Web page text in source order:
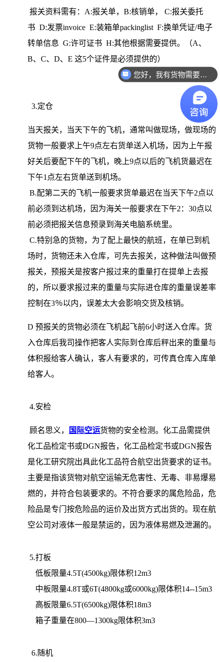
报关资料需有：A:报关单，B:核销单， C:报关委托
书 D:发票invoice E:装箱单packinglist F:换单凭证/电子
转单信息 G:许可证书 H:其他根据需要提供。（A、
B、C、D、E 这5个证件是必须提供的）
3.定仓
当天报关，当天下午的飞机，通常叫做现场，做现场的
货物一般要求上午9点左右货单送入机场，因为上午报
好关后要配下午的飞机，晚上9点以后的飞机货最迟在
下午1点左右货单送到机场。
B.配第二天的飞机一般要求货单最迟在当天下午2点以
前必须到达机场，因为海关一般要求在下午2：30点以
前必须把报关信息预录到海关电脑系统里。
C.特别急的货物，为了配上最快的航班，在单已到机
场时，货物还未入仓库，可先去报关，这种做法叫做预
报关，预报关是按客户报过来的重量打在提单上去报
的，所以要求报过来的重量与实际进仓库的重量误差率
控制在3％以内，误差太大会影响交货及核销。
D 预报关的货物必须在飞机起飞前6小时送入仓库。货
入仓库后我司操作把客人实际到仓库后秤出来的重量与
体积报给客人确认，客人有要求的，可传真仓库入库单
给客人。
4.安检
顾名思义， 国际空运货物的安全检测。化工品需提供
化工品检定书或DGN报告，化工品检定书或DGN报告
是化工研究院出具此化工品符合航空出货要求的证书。
主要是指该货物对航空运输无危害性、无毒、非易爆易
燃的，并符合包装要求的。不符合要求的属危险品，危
险品是专门按危险品的运价及出货方式出货的。现在航
空公司对液体一般是禁运的，因为液体易燃及泄漏的。
5.打板
低板限量4.5T(4500kg)限体积12m3
中板限量4.8T或6T(4800kg或6000kg)限体积14--15m3
高板限量6.5T(6500kg)限体积18m3
箱子重量在800—1300kg限体积3m3
6.随机
你们是怎么收费的呢？